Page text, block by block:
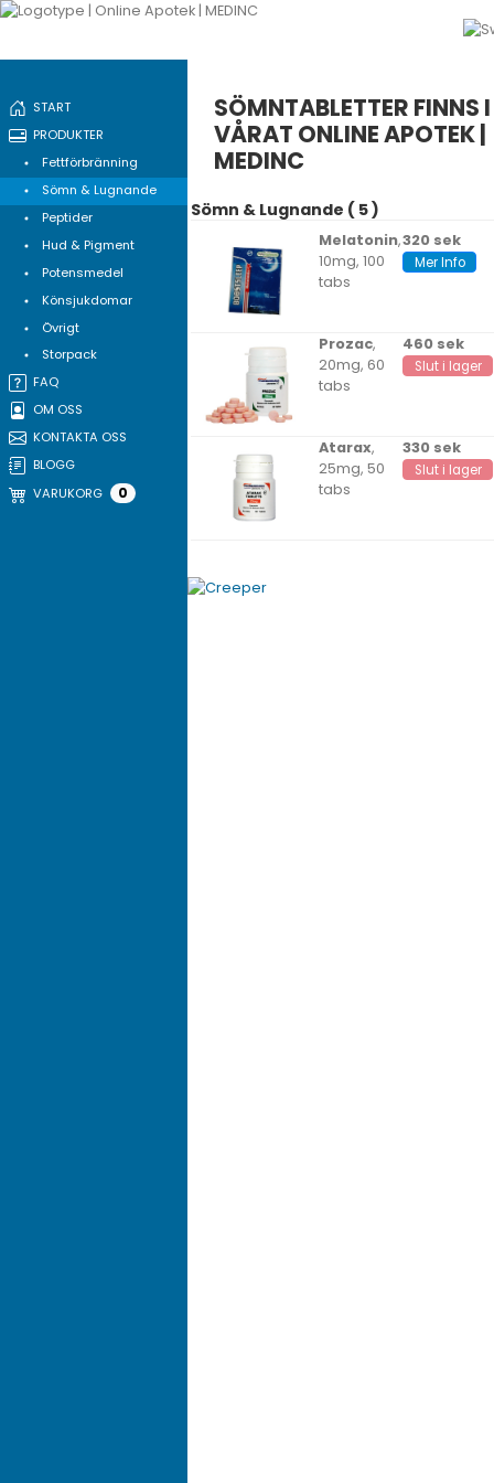
START
PRODUKTER
Fettförbränning
Sömn & Lugnande
Peptider
Hud & Pigment
Potensmedel
Könsjukdomar
Övrigt
Storpack
FAQ
OM OSS
KONTAKTA OSS
BLOGG
VARUKORG
0
SÖMNTABLETTER FINNS I
VÅRAT ONLINE APOTEK |
MEDINC
Sömn & Lugnande ( 5 )
Melatonin,
10mg, 100
tabs
320 sek
Mer Info
Prozac,
20mg, 60
tabs
460 sek
Slut i lager
Atarax,
25mg, 50
tabs
330 sek
Slut i lager